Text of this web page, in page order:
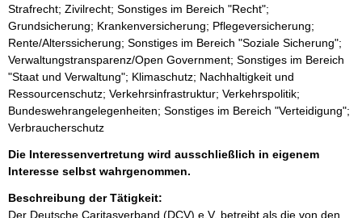
Strafrecht; Zivilrecht; Sonstiges im Bereich "Recht";
Grundsicherung; Krankenversicherung; Pflegeversicherung;
Rente/Alterssicherung; Sonstiges im Bereich "Soziale Sicherung";
Verwaltungstransparenz/Open Government; Sonstiges im Bereich
"Staat und Verwaltung"; Klimaschutz; Nachhaltigkeit und
Ressourcenschutz; Verkehrsinfrastruktur; Verkehrspolitik;
Bundeswehrangelegenheiten; Sonstiges im Bereich "Verteidigung";
Verbraucherschutz
Die Interessenvertretung wird ausschließlich in eigenem
Interesse selbst wahrgenommen.
Beschreibung der Tätigkeit:
Der Deutsche Caritasverband (DCV) e.V. betreibt als die von den